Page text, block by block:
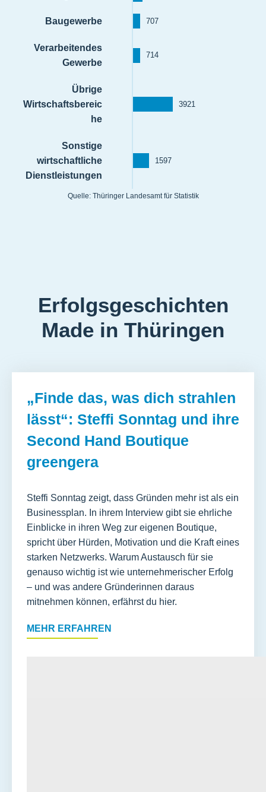
Baugewerbe 707
Verarbeitendes
Gewerbe
714
Übrige
Wirtschaftsbereic
he
3921
Sonstige
wirtschaftliche
Dienstleistungen
1597
Quelle: Thüringer Landesamt für Statistik
Erfolgsgeschichten
Made in Thüringen
„Finde das, was dich strahlen
lässt“: Steffi Sonntag und ihre
Second Hand Boutique
greengera
Steffi Sonntag zeigt, dass Gründen mehr ist als ein
Businessplan. In ihrem Interview gibt sie ehrliche
Einblicke in ihren Weg zur eigenen Boutique,
spricht über Hürden, Motivation und die Kraft eines
starken Netzwerks. Warum Austausch für sie
genauso wichtig ist wie unternehmerischer Erfolg
– und was andere Gründerinnen daraus
mitnehmen können, erfährst du hier.
MEHR ERFAHREN